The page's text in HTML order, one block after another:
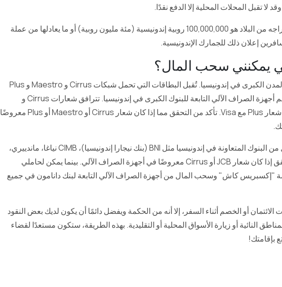
تقبل المحلات المحلية إلا الدفع نقدًا.
المبلغ المسموح به لدخول إندونيسيا أو إخراجه من البلاد هو 100,000,000 روبية إندونيسية (مئة مليون روبية) أو ما يعادلها من عملة
إعلان ذلك للجمارك الإندونيسية.
يمكنني سحب المال؟
أجهزة الصراف الآلي منتشرة في معظم المدن الكبرى في إندونيسيا. تُقبل البطاقات التي تحمل شبكات Cirrus و Maestro و Plus
بشكل واسع ويمكن سحب المال من معظم أجهزة الصراف الآلي التابعة للبنوك الكبرى في إندونيسيا. تترافق شعارات Cirrus و
Maestro مع Mastercard، بينما يترافق شعار Plus مع Visa. تأكد من التحقق مما إذا كان شعار Cirrus أو Maestro أو Plus معروضًا
يمكن لحاملي بطاقات JCB سحب الأموال من البنوك المتعاونة في إندونيسيا مثل BNI (بنك نيجارا إندونيسيا)، CIMB نياغا، ماندييري،
BRI (بنك راكيات إندونيسيا). تأكد من التحقق إذا كان شعار JCB أو Cirrus معروضًا في أجهزة الصراف الآلي. بينما يمكن لحاملي
"إكسبريس كاش" وسحب المال من أجهزة الصراف الآلي التابعة لبنك دانامون في جميع
أو الخصم أثناء السفر، إلا أنه من الحكمة ويفضل دائمًا أن يكون لديك بعض النقود
النائية أو زيارة الأسواق المحلية أو التقليدية. بهذه الطريقة، ستكون مستعدًا لقضاء
بإقامتك!